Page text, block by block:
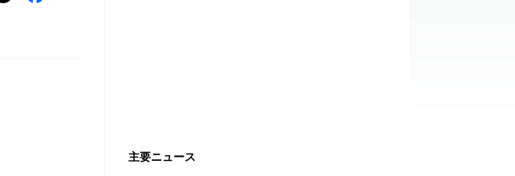
主要ニュース